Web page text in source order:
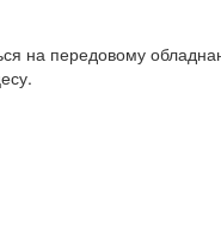
на передовому